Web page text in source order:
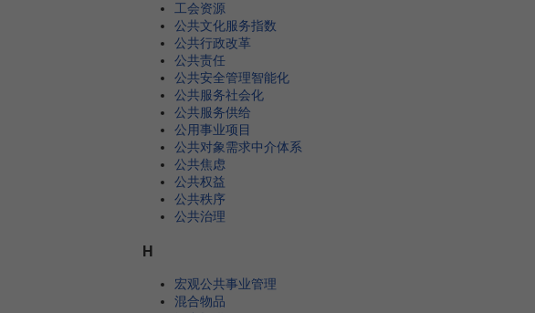
工会资源
公共文化服务指数
公共行政改革
公共责任
公共安全管理智能化
公共服务社会化
公共服务供给
公用事业项目
公共对象需求中介体系
公共焦虑
公共权益
公共秩序
公共治理
H
宏观公共事业管理
混合物品